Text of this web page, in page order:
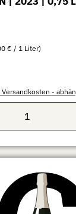
€ / 1 Liter)
-
Gib den